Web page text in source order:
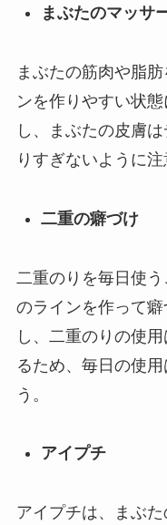
まぶたのマッサ
まぶたの筋肉や脂
ンを作りやすい状
し、まぶたの皮膚
りすぎないように注
二重の癖づけ
二重のりを毎日使
のラインを作って
し、二重のりの使
るため、毎日の使
う。
アイプチ
アイプチは、まぶ